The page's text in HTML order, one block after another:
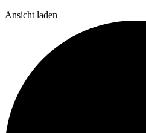
Ansicht laden